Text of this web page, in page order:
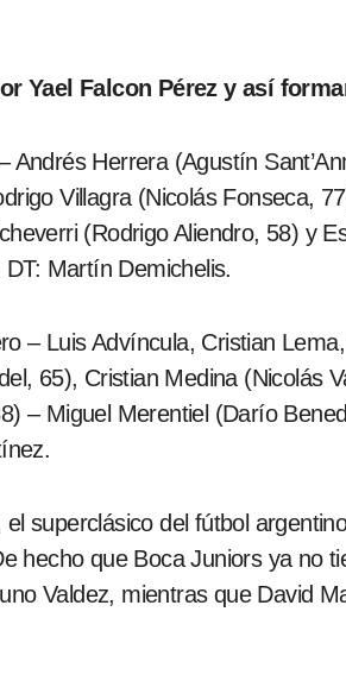
Yael Falcon Pérez y así
Andrés Herrera (Agustín
Villagra (Nicolás Fonseca,
(Rodrigo Aliendro, 58) y
Martín Demichelis.
– Luis Advíncula, Cristian
65), Cristian Medina (Nicolás
– Miguel Merentiel (Darío
superclásico del fútbol
hecho que Boca Juniors ya no
Valdez, mientras que David